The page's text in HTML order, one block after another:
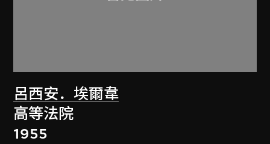
呂西安．埃爾韋
高等法院
1955